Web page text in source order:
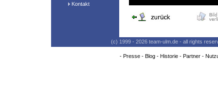
Kontakt
(c) 1999 - 2026 team-ulm.de - all rights
- Presse- Blog- Historie- Partner-